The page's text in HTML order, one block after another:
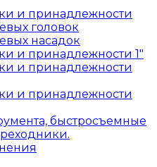
и принадлежности
головок
насадок
и принадлежности 1"
и принадлежности
и принадлежности
быстросъемные